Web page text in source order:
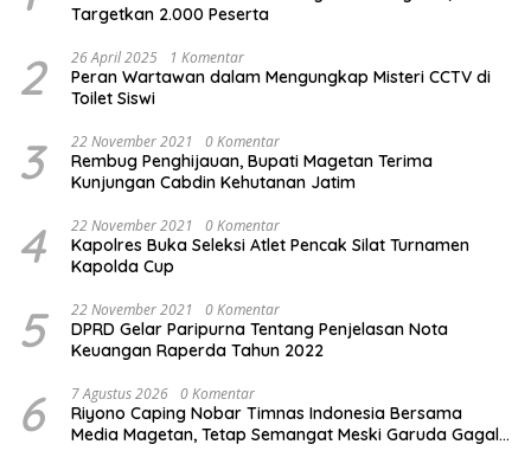
Targetkan 2.000 Peserta
2 26 April 2025 1 Komentar
Peran Wartawan dalam Mengungkap Misteri CCTV di
Toilet Siswi
3 22 November 2021 0 Komentar
Rembug Penghijauan, Bupati Magetan Terima
Kunjungan Cabdin Kehutanan Jatim
4 22 November 2021 0 Komentar
Kapolres Buka Seleksi Atlet Pencak Silat Turnamen
Kapolda Cup
5 22 November 2021 0 Komentar
DPRD Gelar Paripurna Tentang Penjelasan Nota
Keuangan Raperda Tahun 2022
6 7 Agustus 2026 0 Komentar
Riyono Caping Nobar Timnas Indonesia Bersama
Media Magetan, Tetap Semangat Meski Garuda Gagal